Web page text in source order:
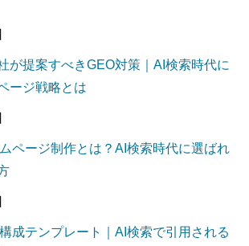
が提案すべきGEO対策｜AI検索時代に
ージ戦略とは
ページ制作とは？AI検索時代に選ばれ
成テンプレート｜AI検索で引用される